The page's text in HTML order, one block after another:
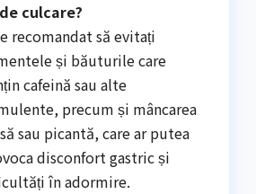
culcare?
recomandat să evitați
și băuturile care
cafeină sau alte
precum și mâncarea
sau picantă, care ar putea
disconfort gastric și
în adormire.